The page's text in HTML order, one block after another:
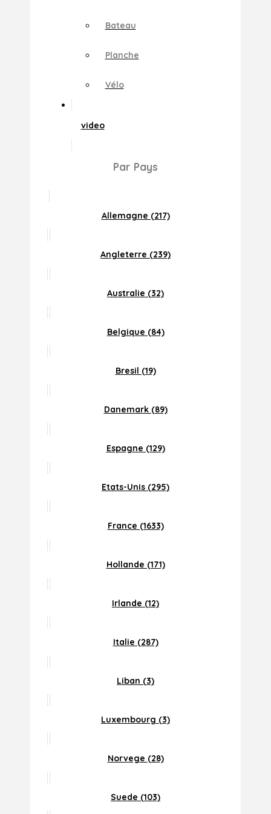
Bateau
Planche
Vélo
video
Par Pays
Allemagne (217)
Angleterre (239)
Australie (32)
Belgique (84)
Bresil (19)
Danemark (89)
Espagne (129)
Etats-Unis (295)
France (1633)
Hollande (171)
Irlande (12)
Italie (287)
Liban (3)
Luxembourg (3)
Norvege (28)
Suede (103)